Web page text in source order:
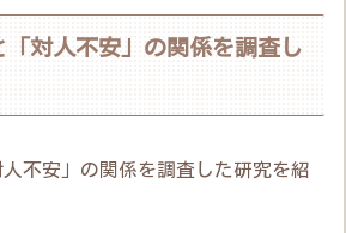
「対人不安」の関係を調査し
人不安」の関係を調査した研究を紹